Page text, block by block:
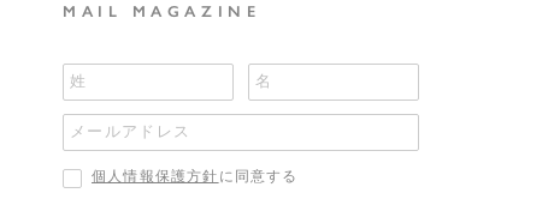
MAIL MAGAZINE
個人情報保護方針 に同意する